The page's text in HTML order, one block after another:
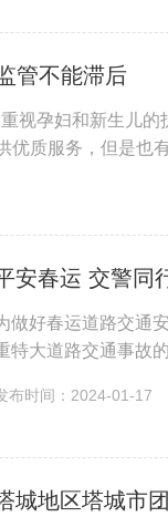
管不能滞后
视孕妇和新生儿
优质服务，但是
安春运 交警同
做好春运道路交通
特大道路交通事故
，宣传民警...
布时间：2024-01-17